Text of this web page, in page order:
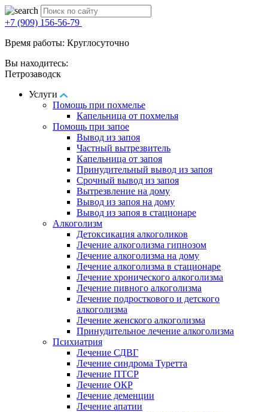
+7 (909) 156-56-79
Время работы: Круглосуточно
Вы находитесь:
Петрозаводск
Услуги
Помощь при похмелье
Капельница от похмелья
Помощь при запое
Вывод из запоя
Частный вытрезвитель
Капельница от запоя
Принудительный вывод из запоя
Срочный вывод из запоя
Вытрезвление на дому
Вывод из запоя на дому
Вывод из запоя в стационаре
Алкоголизм
Детоксикация алкоголиков
Лечение алкоголизма гипнозом
Лечение алкоголизма на дому
Лечение алкоголизма в стационаре
Лечение хронического алкоголизма
Лечение пивного алкоголизма
Лечение подросткового и детского
алкоголизма
Лечение женского алкоголизма
Принудительное лечение алкоголизма
Психиатрия
Лечение СДВГ
Лечение синдрома Туретта
Лечение ПТСР
Лечение ОКР
Лечение деменции
Лечение апатии